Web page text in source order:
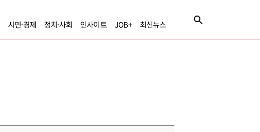
시민·경제 정치·사회 인사이트 JOB+ 최신뉴스